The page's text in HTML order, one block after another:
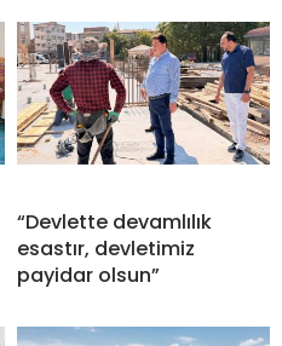
“Devlette devamlılık
esastır, devletimiz
payidar olsun”